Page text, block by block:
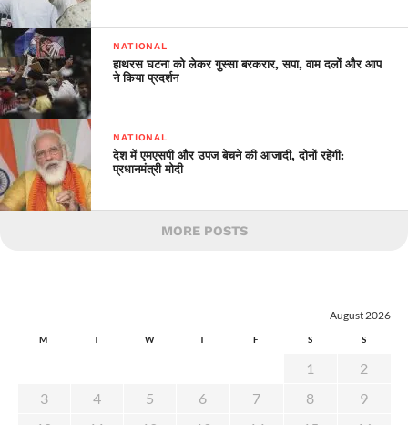
NATIONAL
हाथरस घटना को लेकर गुस्सा बरकरार, सपा, वाम दलों और आप
ने किया प्रदर्शन
NATIONAL
देश में एमएसपी और उपज बेचने की आजादी, दोनों रहेंगी:
प्रधानमंत्री मोदी
MORE POSTS
August 2026
M T W T F S S
1
2
3
4 5 6 7 8
9